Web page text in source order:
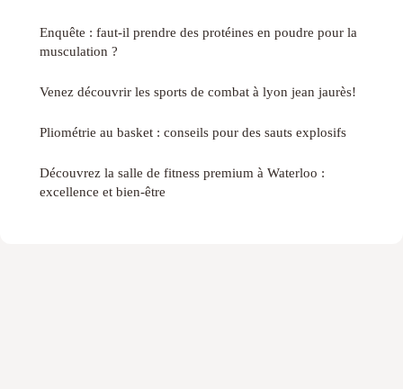
Enquête : faut-il prendre des protéines en poudre pour la
musculation ?
Venez découvrir les sports de combat à lyon jean jaurès!
Pliométrie au basket : conseils pour des sauts explosifs
Découvrez la salle de fitness premium à Waterloo :
excellence et bien-être